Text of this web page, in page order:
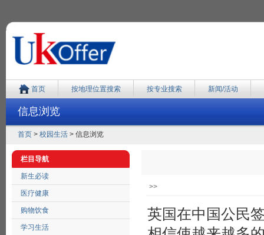
首页 按地理位置搜索 按专业搜索 新闻/活动
信息浏览
首页 > 校园生活 > 信息浏览
栏目导航
新生必读
医疗健康
购物饮食
学习生活
>>
英国在中国公民